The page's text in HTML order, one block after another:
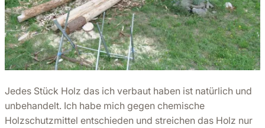
Jedes Stück Holz das ich verbaut haben ist natürlich und
unbehandelt. Ich habe mich gegen chemische
Holzschutzmittel entschieden und streichen das Holz nur